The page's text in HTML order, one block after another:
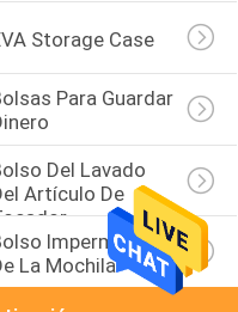
Storage Case
Para Guardar
Del Lavado
Artículo De
Impermeable
La Mochila